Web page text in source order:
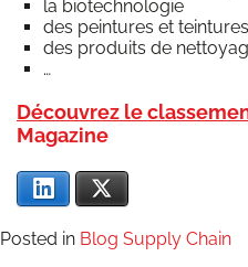
la bio­tech­no­lo­gie
des pein­tures et teintures
des pro­duits de
…
Décou­vrez le
Magazine
Lin­ke­dIn
Posted in Blog Supply Chain